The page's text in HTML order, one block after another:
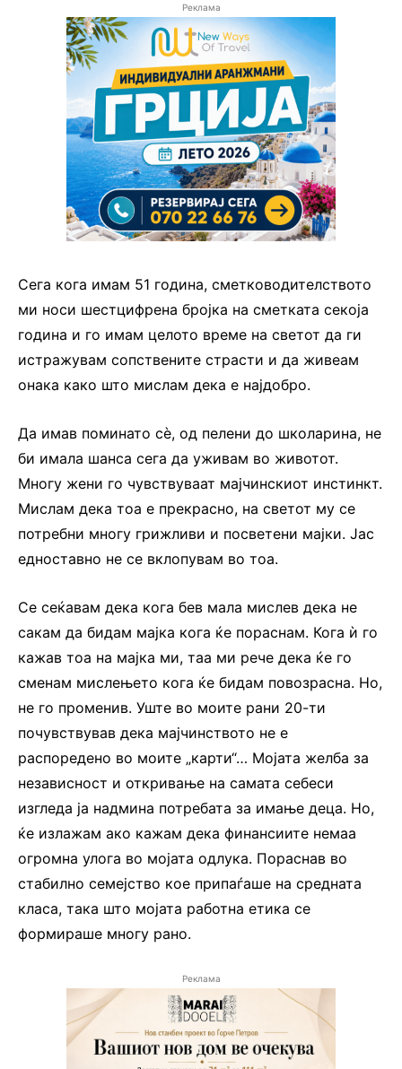
Реклама
Сега кога имам 51 година, сметководителството
ми носи шестцифрена бројка на сметката секоја
година и го имам целото време на светот да ги
истражувам сопствените страсти и да живеам
онака како што мислам дека е најдобро.
Да имав поминато сѐ, од пелени до школарина, не
би имала шанса сега да уживам во животот.
Многу жени го чувствуваат мајчинскиот инстинкт.
Мислам дека тоа е прекрасно, на светот му се
потребни многу грижливи и посветени мајки. Јас
едноставно не се вклопувам во тоа.
Се сеќавам дека кога бев мала мислев дека не
сакам да бидам мајка кога ќе пораснам. Кога ѝ го
кажав тоа на мајка ми, таа ми рече дека ќе го
сменам мислењето кога ќе бидам повозрасна. Но,
не го променив. Уште во моите рани 20-ти
почувствував дека мајчинството не е
распоредено во моите „карти“… Мојата желба за
независност и откривање на самата себеси
изгледа ја надмина потребата за имање деца. Но,
ќе излажам ако кажам дека финансиите немаа
огромна улога во мојата одлука. Пораснав во
стабилно семејство кое припаѓаше на средната
класа, така што мојата работна етика се
формираше многу рано.
Реклама